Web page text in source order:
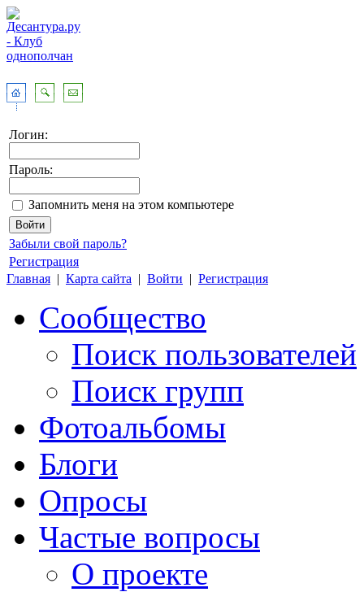
Логин:
Пароль:
Запомнить меня на этом компьютере
Забыли свой пароль?
Регистрация
Главная | Карта сайта | Войти | Регистрация
Сообщество
Поиск пользователей
Поиск групп
Фотоальбомы
Блоги
Опросы
Частые вопросы
О проекте